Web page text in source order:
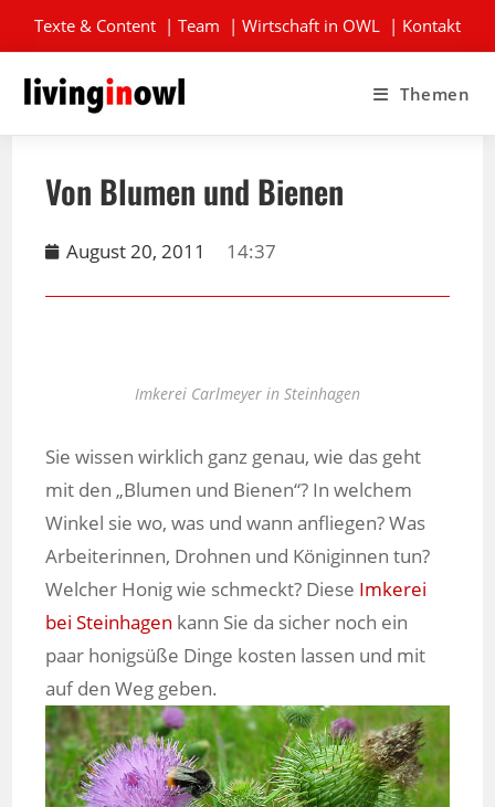
Texte & Content | Team | Wirtschaft in OWL | Kontakt
Themen
Von Blumen und Bienen
August 20, 2011 14:37
Imkerei Carlmeyer in Steinhagen
Sie wissen wirklich ganz genau, wie das geht
mit den „Blumen und Bienen“? In welchem
Winkel sie wo, was und wann anfliegen? Was
Arbeiterinnen, Drohnen und Königinnen tun?
Welcher Honig wie schmeckt? Diese Imkerei
bei Steinhagen kann Sie da sicher noch ein
paar honigsüße Dinge kosten lassen und mit
auf den Weg geben.